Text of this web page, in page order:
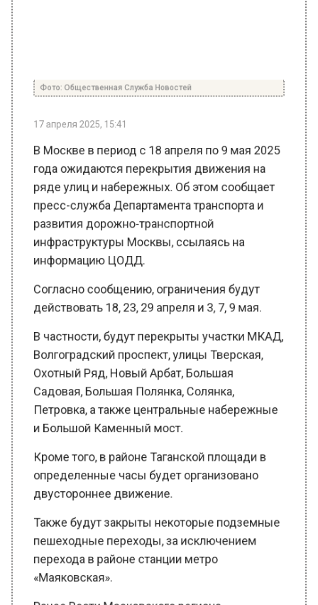
17 апреля 2025, 15:41
В Москве в период с 18 апреля по 9 мая 2025
года ожидаются перекрытия движения на
ряде улиц и набережных. Об этом сообщает
пресс-служба Департамента транспорта и
развития дорожно-транспортной
инфраструктуры Москвы, ссылаясь на
информацию ЦОДД.
действовать 18, 23, 29 апреля и 3, 7, 9 мая.
Волгоградский проспект, улицы Тверская,
Охотный Ряд, Новый Арбат, Большая
Садовая, Большая Полянка, Солянка,
Петровка, а также центральные набережные
и Большой Каменный мост.
Кроме того, в районе Таганской площади в
определенные часы будет организовано
двустороннее движение.
Также будут закрыты некоторые подземные
пешеходные переходы, за исключением
перехода в районе станции метро